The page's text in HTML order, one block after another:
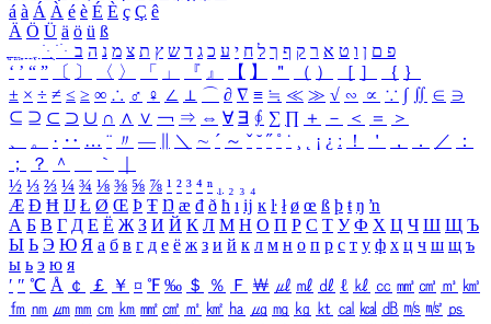
á à Á À é è É È ç Ç ê
Ä Ö Ü ä ö ü ß
ִֶֹ ֻּ ׁׂ פ ם ן ו ט א ר ק ף ך ל ח י ע כ ג ד ש ץ ת צ מ נ ה ב
‘ ’ “ ” 〔 〕 〈 〉 「 」 『 』 【 】 ＂ （ ） ［ ］ ｛ ｝
± × ÷ ≠ ≤ ≥ ∞ ∴ ♂ ♀ ∠ ⊥ ⌒ ∂ ∇ ≡ ≒ ≪ ≫ √ ∽ ∝ ∵ ∫ ∬ ∈ ∋
⊆ ⊇ ⊂ ⊃ ∪ ∩ ∧ ∨ ￢ ⇒ ⇔ ∀ ∃ ∮ ∑ ∏ ＋ － ＜ ＝
＞
、
。 · ‥ … ¨ 〃 ― ＼ ∼ ´ ～ ˇ ˘ ˝ ˚ ˙ ¸ ¡ ¿ ː ！ ＇ ， ． ／
：
；
？ ＾ ｀
½ ⅓ ⅔ ¼ ¾ ⅛ ⅜ ⅝ ⅞ ¹ ² ³ ⁴ ⁿ ₁ ₂ ₃ ₄
Æ Ð Ħ Ĳ Ł Ø Œ Þ Ŧ Ŋ æ đ ð ħ ı ĳ ĸ ŀ ł ø œ ß þ ŧ ŋ ŉ
А Б В Г Д Е Ё Ж З И Й К Л М Н О П Р С Т У Ф Х Ц Ч Ш Щ Ъ
Ы Ь Э Ю Я а б в г д е ё ж з и й к л м н о п р с т у ф х ц ч ш щ ъ
ы ь э ю я
′ ″ ℃ Å ￠ ￡ ￥ ¤ ℉ ‰ ＄ ％ Ｆ ￦ ㎕ ㎖ ㎗ ℓ ㎘ ㏄ ㎣ ㎤ ㎥ ㎦
㎙ ㎚ ㎛ ㎜ ㎝ ㎞ ㎟ ㎠ ㎡ ㎢ ㏊ ㎍ ㎎ ㎏ ㏏ ㎈ ㎉ ㏈ ㎧ ㎨ ㎰